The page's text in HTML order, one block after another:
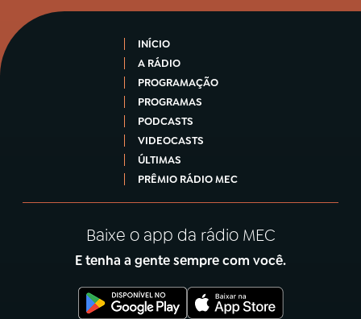
INÍCIO
A RÁDIO
PROGRAMAÇÃO
PROGRAMAS
PODCASTS
VIDEOCASTS
ÚLTIMAS
PRÊMIO RÁDIO MEC
Baixe o app da rádio MEC
E tenha a gente sempre com você.